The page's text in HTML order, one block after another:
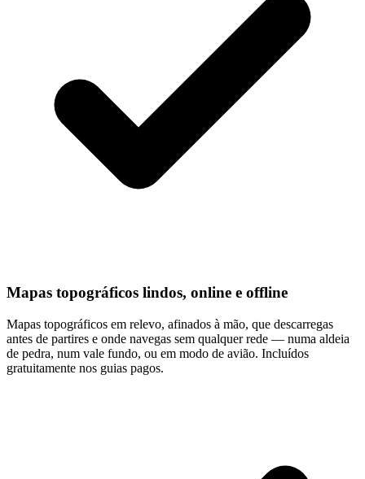
Mapas topográficos lindos, online e offline
Mapas topográficos em relevo, afinados à mão, que descarregas
antes de partires e onde navegas sem qualquer rede — numa aldeia
de pedra, num vale fundo, ou em modo de avião. Incluídos
gratuitamente nos guias pagos.